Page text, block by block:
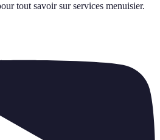
tout savoir sur services menuisier.